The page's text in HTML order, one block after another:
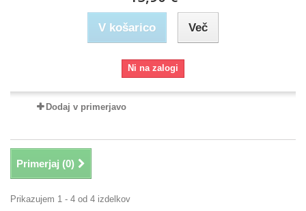
V košarico Več
Ni na zalogi
Dodaj v primerjavo
Primerjaj (0)
Prikazujem 1 - 4 od 4 izdelkov